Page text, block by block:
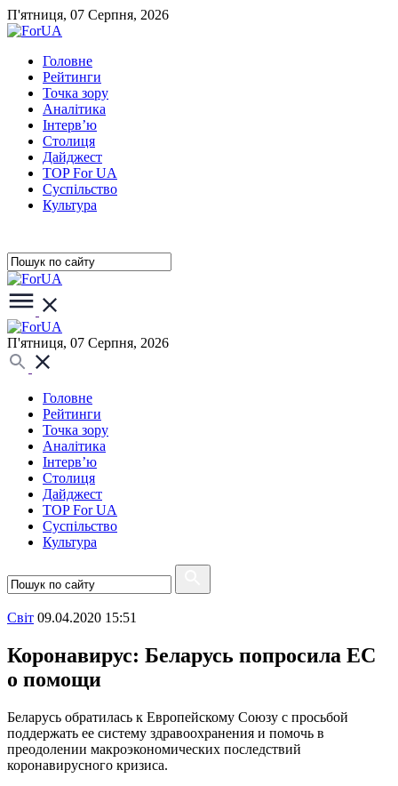
П'ятниця, 07 Серпня, 2026
Головне
Рейтинги
Точка зору
Аналітика
Інтерв’ю
Столиця
Дайджест
TOP For UA
Суспiльство
Культура
П'ятниця, 07 Серпня, 2026
Головне
Рейтинги
Точка зору
Аналітика
Інтерв’ю
Столиця
Дайджест
TOP For UA
Суспiльство
Культура
Свiт 09.04.2020 15:51
Коронавирус: Беларусь попросила ЕС
о помощи
Беларусь обратилась к Европейскому Союзу с просьбой
поддержать ее систему здравоохранения и помочь в
преодолении макроэкономических последствий
коронавирусного кризиса.